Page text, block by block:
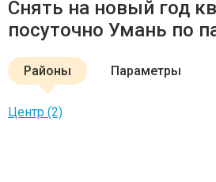
Снять на новый год
посуточно Умань по
Районы Параметры
Центр (2)